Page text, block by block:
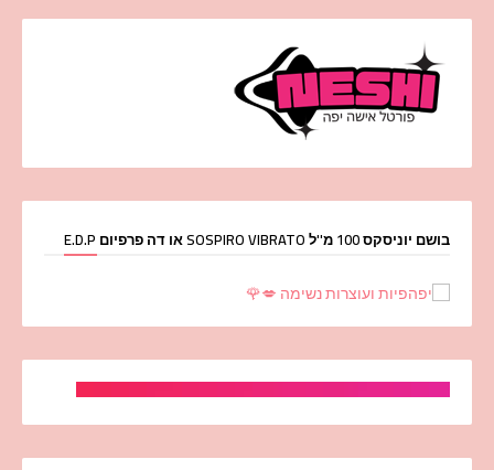
בושם יוניסקס 100 מ''ל SOSPIRO VIBRATO או דה פרפיום E.D.P